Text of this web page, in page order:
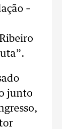
–
junto